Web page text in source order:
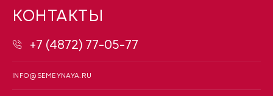
КОНТАКТЫ
+7 (4872) 77-05-77
INFO@SEMEYNAYA.RU